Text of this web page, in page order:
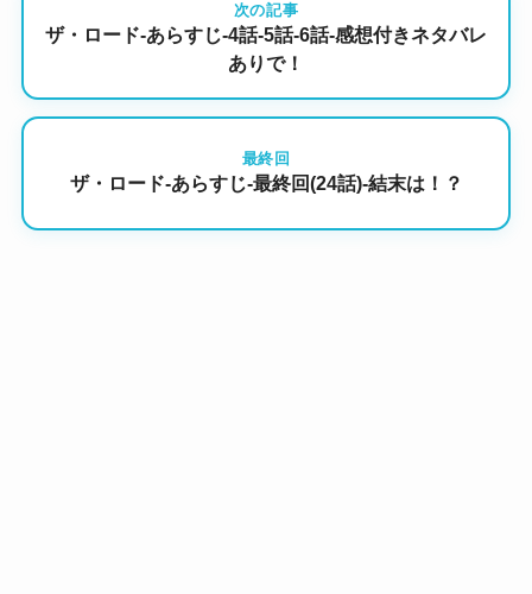
次の記事
ザ・ロード-あらすじ-4話-5話-6話-感想付きネタバレ
ありで！
最終回
ザ・ロード-あらすじ-最終回(24話)-結末は！？